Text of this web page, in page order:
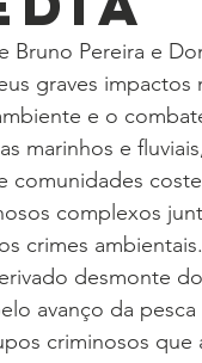
Bruno Pereira e
graves
e o
marinhos e
comunidades
complexos
crimes
desmonte
avanço da
criminosos que